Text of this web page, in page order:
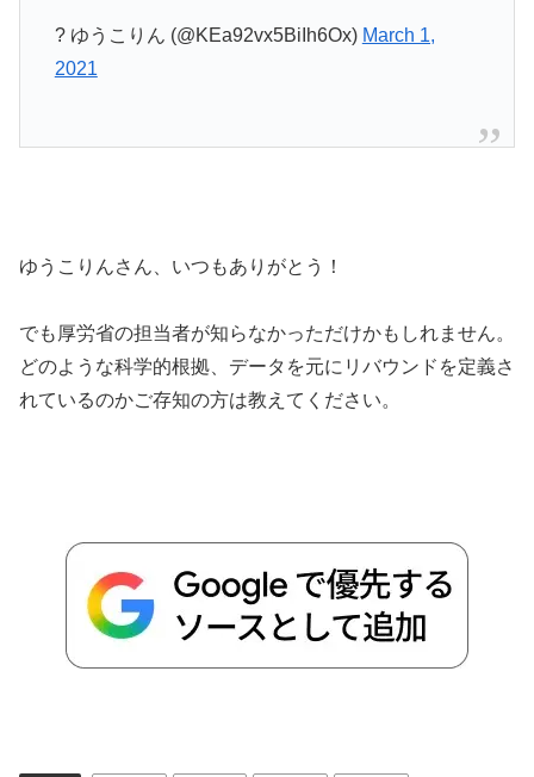
? ゆうこりん (@KEa92vx5BiIh6Ox) March 1,
2021
ゆうこりんさん、いつもありがとう！
でも厚労省の担当者が知らなかっただけかもしれません。
どのような科学的根拠、データを元にリバウンドを定義さ
れているのかご存知の方は教えてください。